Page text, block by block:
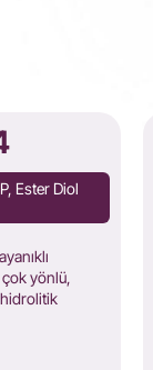
Ester Diol
yönlü,
hidrolitik